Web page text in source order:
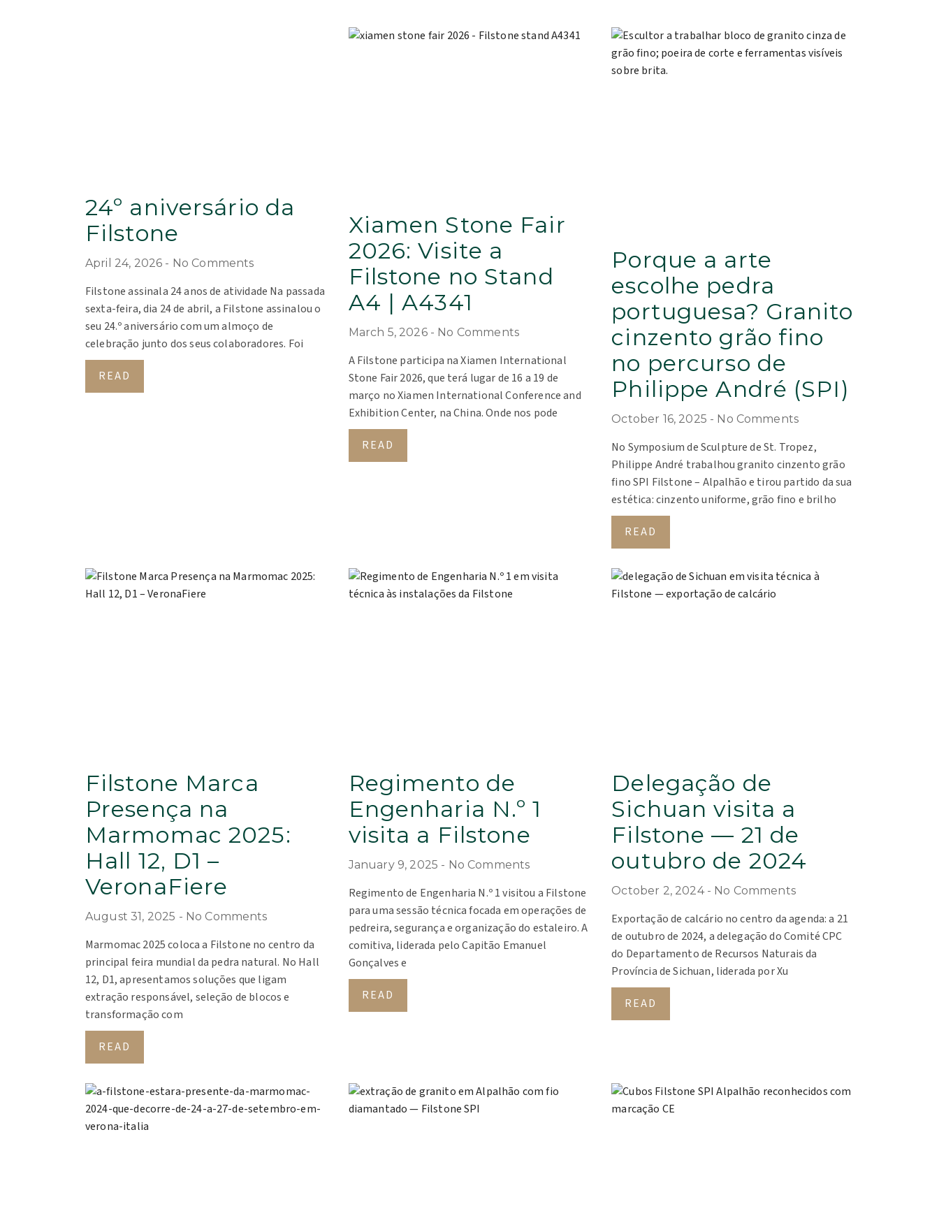
24º aniversário da
Filstone
April 24, 2026 No Comments
Filstone assinala 24 anos de atividade Na passada
sexta-feira, dia 24 de abril, a Filstone assinalou o
seu 24.º aniversário com um almoço de
celebração junto dos seus colaboradores. Foi
READ
Xiamen Stone Fair
2026: Visite a
Filstone no Stand
A4 | A4341
March 5, 2026 No Comments
A Filstone participa na Xiamen International
Stone Fair 2026, que terá lugar de 16 a 19 de
março no Xiamen International Conference and
Exhibition Center, na China. Onde nos pode
READ
Porque a arte
escolhe pedra
portuguesa? Granito
cinzento grão fino
no percurso de
Philippe André (SPI)
October 16, 2025 No Comments
No Symposium de Sculpture de St. Tropez,
Philippe André trabalhou granito cinzento grão
fino SPI Filstone – Alpalhão e tirou partido da sua
estética: cinzento uniforme, grão fino e brilho
READ
Filstone Marca
Presença na
Marmomac 2025:
Hall 12, D1 –
VeronaFiere
August 31, 2025 No Comments
Marmomac 2025 coloca a Filstone no centro da
principal feira mundial da pedra natural. No Hall
12, D1, apresentamos soluções que ligam
extração responsável, seleção de blocos e
transformação com
READ
Regimento de
Engenharia N.º 1
visita a Filstone
January 9, 2025 No Comments
Regimento de Engenharia N.º 1 visitou a Filstone
para uma sessão técnica focada em operações de
pedreira, segurança e organização do estaleiro. A
comitiva, liderada pelo Capitão Emanuel
Gonçalves e
READ
Delegação de
Sichuan visita a
Filstone — 21 de
outubro de 2024
October 2, 2024 No Comments
Exportação de calcário no centro da agenda: a 21
de outubro de 2024, a delegação do Comité CPC
do Departamento de Recursos Naturais da
Província de Sichuan, liderada por Xu
READ